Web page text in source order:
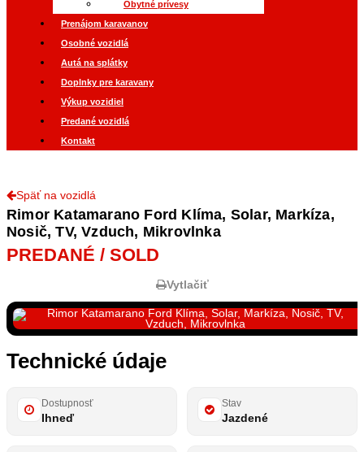
Obytné prívesy
Prenájom karavanov
Osobné vozidlá
Autá na splátky
Doplnky pre karavany
Výkup vozidiel
Predané vozidlá
Kontakt
Späť na vozidlá
Rimor Katamarano Ford Klíma, Solar, Markíza,
Nosič, TV, Vzduch, Mikrovlnka
PREDANÉ / SOLD
Vytlačiť
Technické údaje
Dostupnosť
Ihneď
Stav
Jazdené